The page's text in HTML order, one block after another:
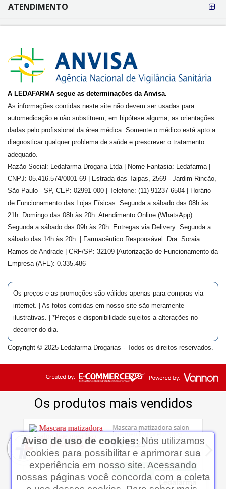
Ledafarma
ATENDIMENTO
A LEDAFARMA segue as determinações da Anvisa.
As informações contidas neste site não devem ser usadas para
automedicação e não substituem, em hipótese alguma, as orientações
dadas pelo profissional da área médica. Somente o médico está apto a
diagnosticar qualquer problema de saúde e prescrever o tratamento
adequado.
Razão Social: Ledafarma Drogaria Ltda | Nome Fantasia: Ledafarma |
CNPJ: 05.416.574/0001-69 | Estrada das Taipas, 2569 - Jardim Rincão,
São Paulo - SP, CEP: 02991-000 | Telefone: (11) 91237-6504 | Horário
de Funcionamento das Lojas Físicas: Segunda a sábado das 08h às
21h. Domingo das 08h às 20h. Atendimento Online (WhatsApp):
Segunda a sábado das 09h às 20h. Entregas via Delivery: Segunda a
sábado das 14h às 20h. | Farmacêutico Responsável: Dra. Soraia
Ramos de Andrade
| CRF/SP: 32109 |Autorização de Funcionamento da
Empresa (AFE): 0.335.486
Os preços e as promoções são válidos apenas para compras via
internet. | As fotos contidas em nosso site são meramente
ilustrativas. | *Preços e disponibilidade sujeitos a alterações no
decorrer do dia.
Copyright © 2025 Ledafarma Drogarias - Todos os direitos reservados.
Aviso de uso de cookies: Nós utilizamos
cookies para possibilitar e aprimorar sua
experiência em nosso site. Acessando
nossas páginas você concorda com a coleta